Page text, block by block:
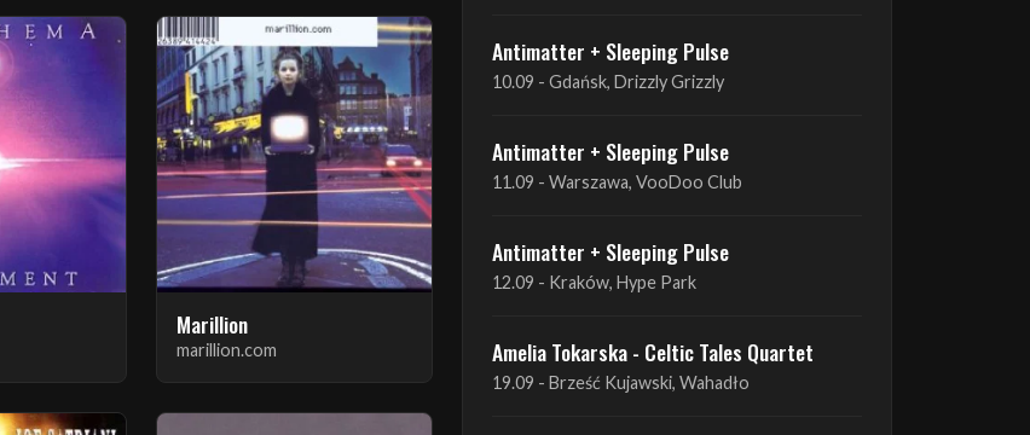
Marillion
marillion.com
Antimatter + Sleeping Pulse
11.09 - Warszawa, VooDoo Club
Antimatter + Sleeping Pulse
12.09 - Kraków, Hype Park
Amelia Tokarska - Celtic Tales Quartet
19.09 - Brześć Kujawski, Wahadło
Liquid Shadows
19.09 - Kościan, Kościańskim Ośrodku Kultury